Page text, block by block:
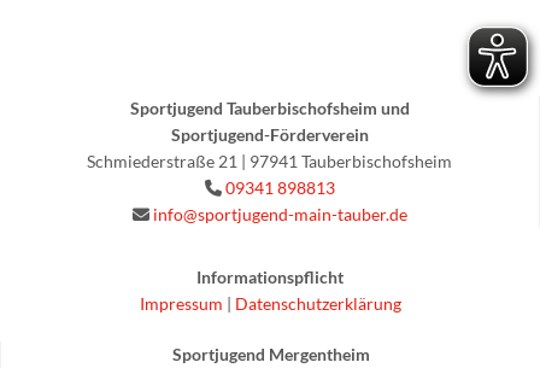
Sportjugend Tauberbischofsheim und
Sportjugend-Förderverein
Schmiederstraße 21 | 97941 Tauberbischofsheim
 09341 898813
 info@sportjugend-main-tauber.de
Informationspflicht
Impressum | Datenschutzerklärung
Sportjugend Mergentheim